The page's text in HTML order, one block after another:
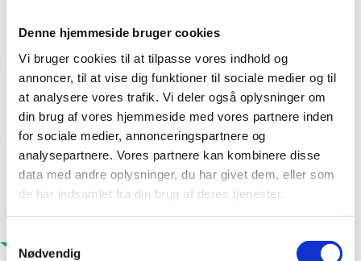
Denne hjemmeside bruger cookies
Vi bruger cookies til at tilpasse vores indhold og
annoncer, til at vise dig funktioner til sociale medier og til
at analysere vores trafik. Vi deler også oplysninger om
din brug af vores hjemmeside med vores partnere inden
for sociale medier, annonceringspartnere og
analysepartnere. Vores partnere kan kombinere disse
data med andre oplysninger, du har givet dem, eller som
de har indsamlet fra din brug af deres tjenester.
Nødvendig
Tilgængelige på Archicad
Vores belægningsklinker er nu …
læs mere